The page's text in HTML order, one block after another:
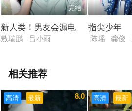
完结
新人类！男友会漏电
敖瑞鹏 吕小雨
指尖少年
陈瑶 龚俊
相关推荐
最新
高清 8.0 最新
高清